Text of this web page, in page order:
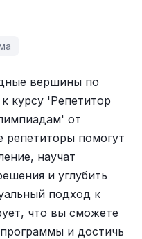
вершины по
курсу 'Репетитор
от
помогут
научат
и углубить
подход к
что вы сможете
и достичь